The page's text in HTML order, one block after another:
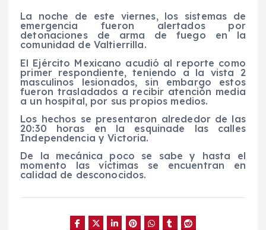
La noche de este viernes, los sistemas de
emergencia fueron alertados por
detonaciones de arma de fuego en la
comunidad de Valtierrilla.
El Ejército Mexicano acudió al reporte como
primer respondiente, teniendo a la vista 2
masculinos lesionados, sin embargo estos
fueron trasladados a recibir atención media
a un hospital, por sus propios medios.
Los hechos se presentaron alrededor de las
20:30 horas en la esquinade las calles
Independencia y Victoria.
De la mecánica poco se sabe y hasta el
momento las víctimas se encuentran en
calidad de desconocidos.